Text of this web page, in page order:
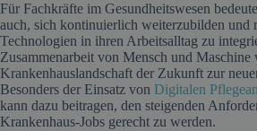
Für Fachkräfte im Gesundheitswesen
auch, sich kontinuierlich weiterzubilden und
Technologien in ihren Arbeitsalltag zu
Zusammenarbeit von Mensch und
Krankenhauslandschaft der Zukunft zur
Besonders der Einsatz von Digitalen
kann dazu beitragen, den steigenden
Krankenhaus-Jobs gerecht zu werden.